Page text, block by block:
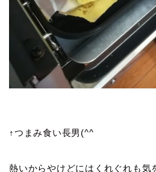
↑つまみ食い長男(^^
熱いからやけどにはくれぐれも気